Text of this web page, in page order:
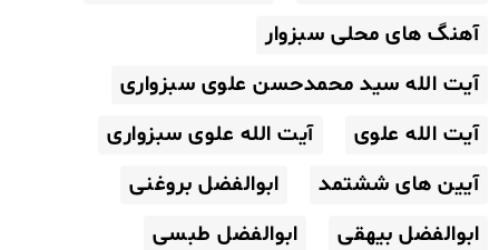
آهنگ های محلی سبزوار
آیت الله سید محمدحسن علوی سبزواری
آیت الله علوی
آیت الله علوی سبزواری
آیین های ششتمد
ابوالفضل بروغنی
ابوالفضل بیهقی
ابوالفضل طبسی